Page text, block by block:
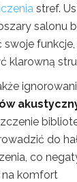
stref.
salonu
swoje
klarowną
do
co
na komfort